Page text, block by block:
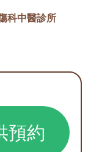
科中醫診所
預約